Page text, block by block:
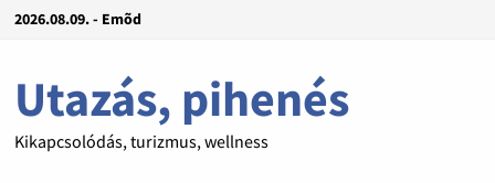
2026.08.09. - Emõd
Utazás, pihenés
Kikapcsolódás, turizmus, wellness